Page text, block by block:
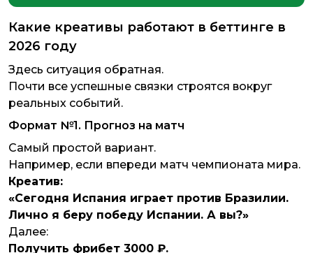
Какие креативы работают в беттинге в
2026 году
Здесь ситуация обратная.
Почти все успешные связки строятся вокруг
реальных событий.
Формат №1. Прогноз на матч
Самый простой вариант.
Например, если впереди матч чемпионата мира.
Креатив:
«Сегодня Испания играет против Бразилии.
Лично я беру победу Испании. А вы?»
Далее:
Получить фрибет 3000 ₽.